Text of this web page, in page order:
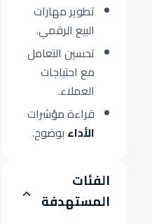
تطوير مهارات
البيع الرقمي.
تحسين التعامل
مع احتياجات
العملاء.
قراءة مؤشرات
الأداء بوضوح.
الفئات
المستهدفة